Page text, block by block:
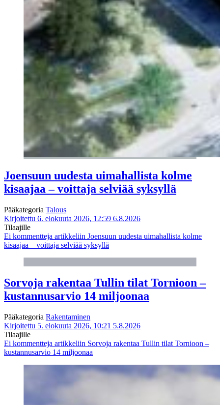
Joensuun uudesta uimahallista kolme
kisaajaa – voittaja selviää syksyllä
Pääkategoria Talous
Kirjoitettu 6. elokuuta 2026, 12:59 6.8.2026
Tilaajille
Ei kommentteja artikkeliin Joensuun uudesta uimahallista kolme
kisaajaa – voittaja selviää syksyllä
Sorvoja rakentaa Tullin tilat Tornioon –
kustannusarvio 14 miljoonaa
Pääkategoria Rakentaminen
Kirjoitettu 5. elokuuta 2026, 10:21 5.8.2026
Tilaajille
Ei kommentteja artikkeliin Sorvoja rakentaa Tullin tilat Tornioon –
kustannusarvio 14 miljoonaa